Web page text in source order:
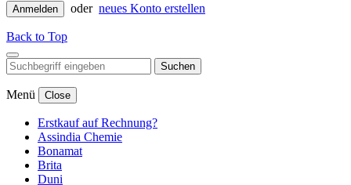
Anmelden oder neues Konto erstellen
Back to Top
Suchen
Menü Close
Erstkauf auf Rechnung?
Assindia Chemie
Bonamat
Brita
Duni